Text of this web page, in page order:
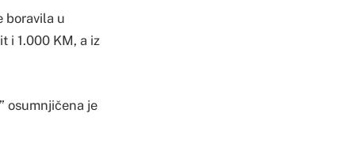
boravila u
i 1.000 KM, a iz
osumnjičena je